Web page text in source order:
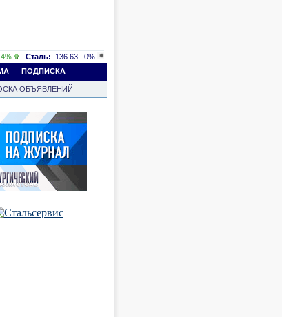
Сталь: 136.63
0%
ПОДПИСКА
ОБЪЯВЛЕНИЙ